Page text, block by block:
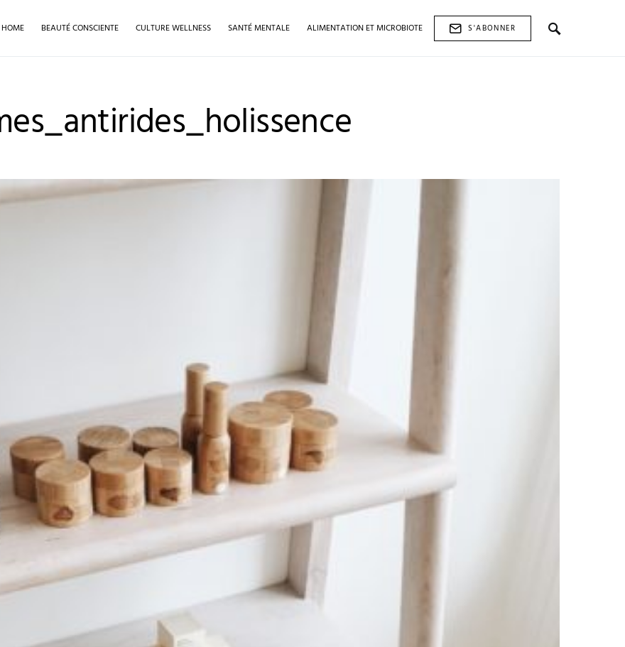
HOME BEAUTÉ CONSCIENTE CULTURE WELLNESS SANTÉ MENTALE ALIMENTATION ET MICROBIOTE
S'ABONNER